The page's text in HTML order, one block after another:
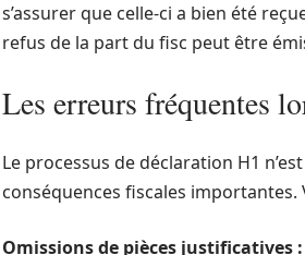
s’assurer que celle-ci a bien été
refus de la part du fisc peut être
Les erreurs fréquentes
Le processus de déclaration H1
conséquences fiscales
Omissions de pièces justificatives :